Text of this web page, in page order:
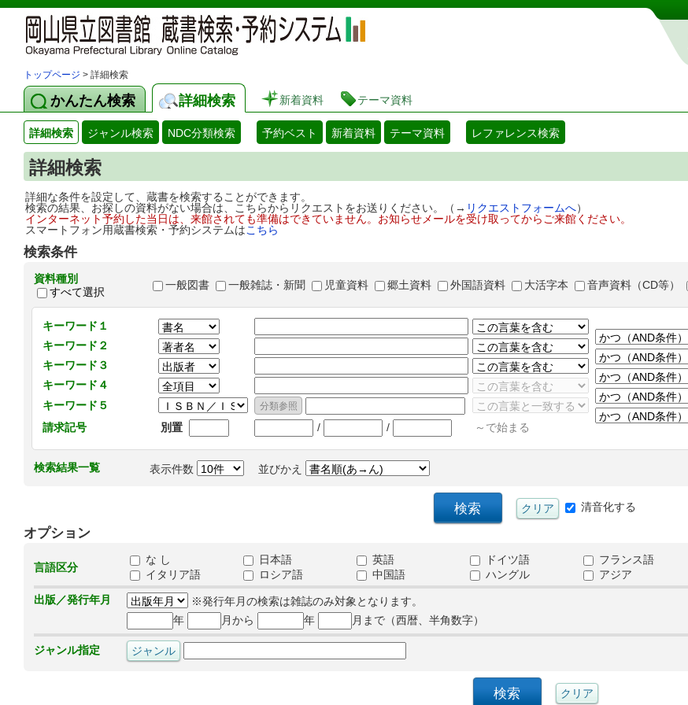
岡山県立図書館 蔵書検索・予約システム
トップページ > 詳細検索
かんたん検索 詳細検索 新着資料 テーマ資料
詳細検索 ジャンル検索 NDC分類検索 予約ベスト 新着資料 テーマ資料 レファレンス検索
詳細検索
詳細な条件を設定して、蔵書を検索することができます。
検索の結果、お探しの資料がない場合は、こちらからリクエストをお送りください。（→ リクエストフォームへ）
インターネット予約した当日は、来館されても準備はできていません。お知らせメールを受け取ってからご来館ください。
スマートフォン用蔵書検索・予約システムはこちら
検索条件
資料種別
すべて選択
一般図書 一般雑誌・新聞 児童資料 郷土資料 外国語資料 大活字本 音声資料（CD等）
キーワード１
キーワード２
キーワード３
キーワード４
キーワード５
請求記号
別置 / / ～で始まる
検索結果一覧 表示件数 並びかえ
清音化する
オプション
言語区分
な し 日本語 英語 ドイツ語 フランス語
イタリア語
ロシア語 中国語 ハングル アジア
出版／発行年月
※発行年月の検索は雑誌のみ対象となります。
年
月から 年 月まで（西暦、半角数字）
ジャンル指定